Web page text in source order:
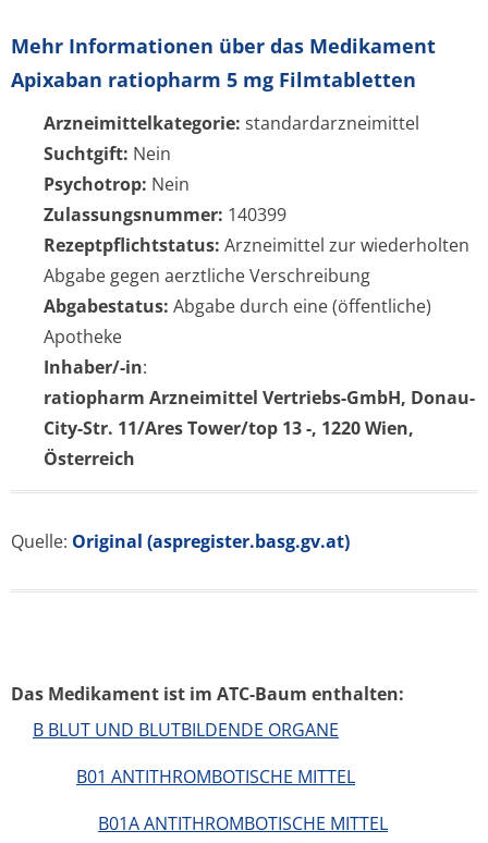
Mehr Informationen über das Medikament
Apixaban ratiopharm 5 mg Filmtabletten
Arzneimittelkategorie: standardarzneimittel
Suchtgift: Nein
Psychotrop: Nein
Zulassungsnummer: 140399
Rezeptpflichtstatus: Arzneimittel zur wiederholten
Abgabe gegen aerztliche Verschreibung
Abgabestatus: Abgabe durch eine (öffentliche)
Apotheke
Inhaber/-in:
ratiopharm Arzneimittel Vertriebs-GmbH, Donau-
City-Str. 11/Ares Tower/top 13 -, 1220 Wien,
Österreich
Quelle: Original (aspregister.basg.gv.at)
Das Medikament ist im ATC-Baum enthalten:
B BLUT UND BLUTBILDENDE ORGANE
B01 ANTITHROMBOTISCHE MITTEL
B01A ANTITHROMBOTISCHE MITTEL